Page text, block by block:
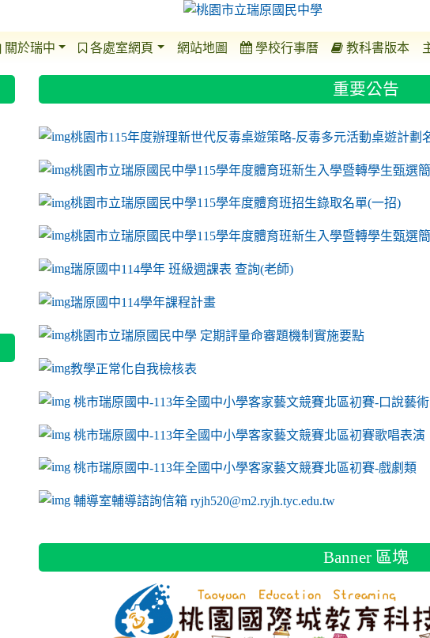
關於瑞中 各處室網頁 網站地圖 學校行事曆 教科書版本
重要公告
link to https://sites.google.com/a/m2.ryjh.tyc.edu.tw/ryjh011/
桃園市115年度辦理新世代反毒桌遊策略-反毒多元活動桌遊計劃
桃園市立瑞原國民中學115學年度體育班新生入學暨轉學生甄選
桃園市立瑞原國民中學115學年度體育班招生錄取名單(一招)
桃園市立瑞原國民中學115學年度體育班新生入學暨轉學生甄選
瑞原國中114學年 班級週課表 查詢(老師)
瑞原國中114學年課程計畫
link to https://sites.google.com/a/m2.ryjh.tyc.edu.tw/ryjh011/
桃園市立瑞原國民中學 定期評量命審題機制實施要點
link to https://sites.google.com/a/m2.ryjh.tyc.edu.tw/ryjh011/
教學正常化自我檢核表
link to mailto:ryjh520@m2.ryjh.tyc.edu.tw
link to mailto:ryjh520@m2.ryjh.tyc.edu.tw
ink to mailto:ryjh520@m2.ryjh.tyc.edu.tw
link to mailto:ryjh520@m2.ryjh.tyc.edu.tw
link to mailto:ryjh520@m2.ryjh.tyc.edu.tw
ink to mailto:ryjh520@m2.ryjh.tyc.edu.tw
ink to mailto:ryjh520@m2.ryjh.tyc.edu.tw
link to https://sites.google.com/a/m2.ryjh.tyc.edu.tw/ryjh011/
ink to mailto:ryjh520@m2.ryjh.tyc.edu.tw
link to https://tyc.entry.edu.tw/NoExamImitate_TL/NoExamImitate/
桃市瑞原國中-113年全國中小學客家藝文競賽北區初賽-口說藝術
link to https://tyc.entry.edu.tw/NoExamImitate_TL/NoExamImitate/
桃市瑞原國中-113年全國中小學客家藝文競賽北區初賽歌唱表演
link to https://tyc.entry.edu.tw/NoExamImitate_TL/NoExamImitate/
桃市瑞原國中-113年全國中小學客家藝文競賽北區初賽-戲劇類
link to https://tyc.entry.edu.tw/NoExamImitate_TL/NoExamImitate/
輔導室輔導諮詢信箱 ryjh520@m2.ryjh.tyc.edu.tw
Banner 區塊